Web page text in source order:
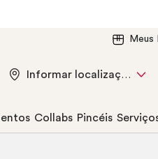
Meus
Informar localização
Collabs Pincéis